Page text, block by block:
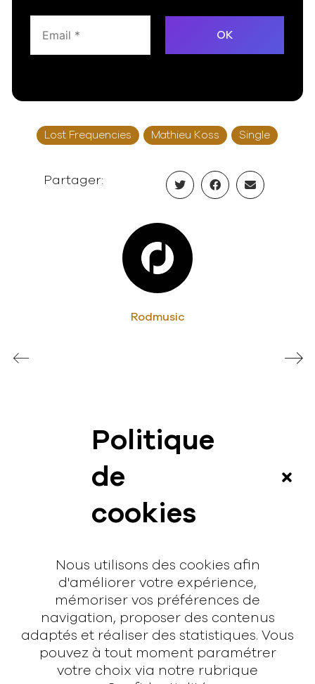
Politique
de
cookies
Nous utilisons des cookies afin
d'améliorer votre expérience,
mémoriser vos préférences de
navigation, proposer des contenus
adaptés et réaliser des statistiques. Vous
pouvez à tout moment paramétrer
votre choix via notre rubrique
Lost Frequencies Mathieu Koss Single
Partager:
Rodmusic
Interview
Contact
hello@rodmusic.fr
SubmitHub
Groover